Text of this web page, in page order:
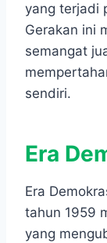
yang terjadi
Gerakan ini
semangat
sendiri.
Era
Era
tahun 1959
yang